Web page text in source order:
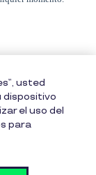
uso
usted
dispositivo
el uso del
para